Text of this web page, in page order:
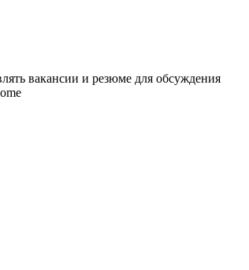
вакансии и резюме для обсуждения